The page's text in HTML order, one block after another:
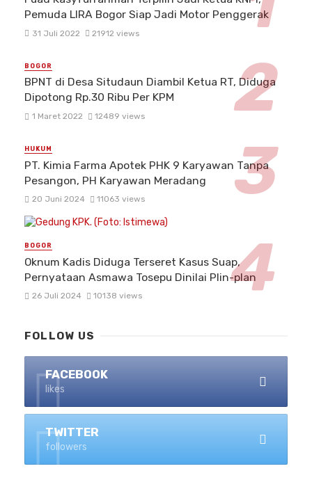
Pemuda LIRA Bogor Siap Jadi Motor Penggerak
31 Juli 2022 21912 views
BOGOR
BPNT di Desa Situdaun Diambil Ketua RT, Diduga
Dipotong Rp.30 Ribu Per KPM
1 Maret 2022 12489 views
HUKUM
PT. Kimia Farma Apotek PHK 9 Karyawan Tanpa
Pesangon, PH Karyawan Meradang
20 Juni 2024 11063 views
BOGOR
Oknum Kadis Diduga Terseret Kasus Suap,
Pernyataan Asmawa Tosepu Dinilai Plin-plan
26 Juli 2024 10138 views
FOLLOW US
FACEBOOK
likes
TWITTER
followers